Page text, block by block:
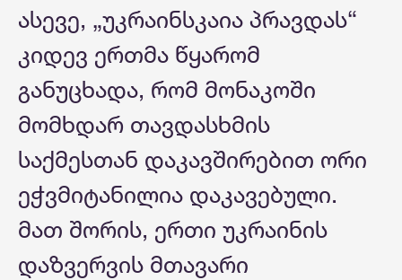
ასევე, „უკრაინსკაია პრავდას“
კიდევ ერთმა წყარომ
განუცხადა, რომ მონაკოში
მომხდარ თავდასხმის
საქმესთან დაკავშირებით ორი
ეჭვმიტანილია დაკავებული.
მათ შორის, ერთი უკრაინის
დაზვერვის მთავარი